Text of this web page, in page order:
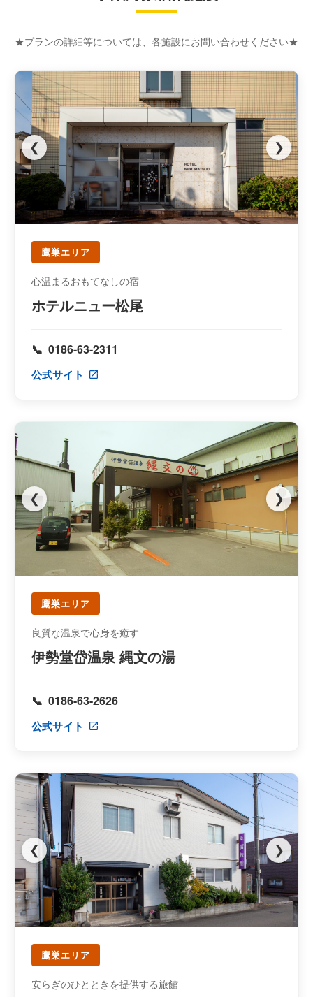
★プランの詳細等については、各施設にお問い合わせください★
❮ ❯
鷹巣エリア
心温まるおもてなしの宿
ホテルニュー松尾
0186-63-2311
公式サイト
❮ ❯
鷹巣エリア
良質な温泉で心身を癒す
伊勢堂岱温泉 縄文の湯
0186-63-2626
公式サイト
❮ ❯
鷹巣エリア
安らぎのひとときを提供する旅館